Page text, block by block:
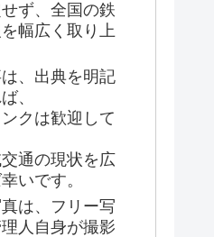
ず、全国の鉄
幅広く取り上
、出典を明記
、
クは歓迎して
通の現状を広
いです。
は、フリー写
人自身が撮影